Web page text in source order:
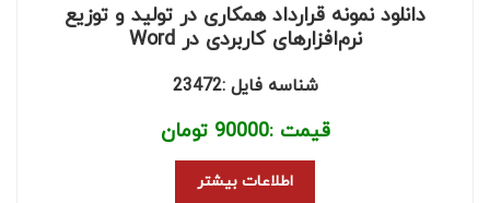
دانلود نمونه قرارداد همکاری در تولید و توزیع
نرم‌افزارهای کاربردی در Word
شناسه فایل :23472
قیمت :90000 تومان
اطلاعات بیشتر